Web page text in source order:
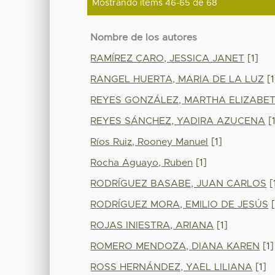
Mostrando ítems 46-65 de 68
Nombre de los autores
RAMÍREZ CARO, JESSICA JANET [1]
RANGEL HUERTA, MARIA DE LA LUZ [1]
REYES GONZÁLEZ, MARTHA
REYES SÁNCHEZ, YADIRA AZUCENA [1]
Ríos Ruiz, Rooney Manuel [1]
Rocha Aguayo, Ruben [1]
RODRÍGUEZ BASABE, JUAN CARLOS
RODRÍGUEZ MORA, EMILIO DE JESÚS
ROJAS INIESTRA, ARIANA [1]
ROMERO MENDOZA, DIANA KAREN [1]
ROSS HERNÁNDEZ, YAEL LILIANA [1]